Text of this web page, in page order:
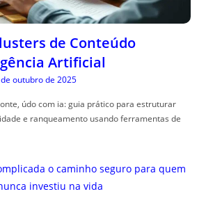
de Conteúdo
Artificial
outubro de 2025
údo com ia: guia prático para estruturar
e ranqueamento usando ferramentas de